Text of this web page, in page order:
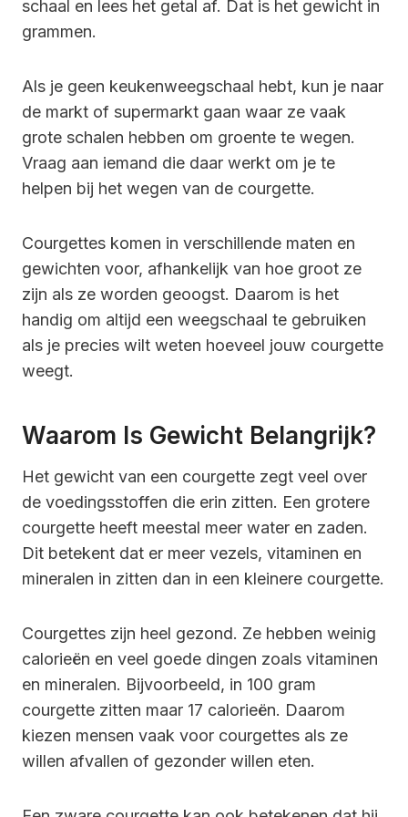
schaal en lees het getal af. Dat is het gewicht in
grammen.
Als je geen keukenweegschaal hebt, kun je naar
de markt of supermarkt gaan waar ze vaak
grote schalen hebben om groente te wegen.
Vraag aan iemand die daar werkt om je te
helpen bij het wegen van de courgette.
Courgettes komen in verschillende maten en
gewichten voor, afhankelijk van hoe groot ze
zijn als ze worden geoogst. Daarom is het
handig om altijd een weegschaal te gebruiken
als je precies wilt weten hoeveel jouw courgette
weegt.
Waarom Is Gewicht Belangrijk?
Het gewicht van een courgette zegt veel over
de voedingsstoffen die erin zitten. Een grotere
courgette heeft meestal meer water en zaden.
Dit betekent dat er meer vezels, vitaminen en
mineralen in zitten dan in een kleinere courgette.
Courgettes zijn heel gezond. Ze hebben weinig
calorieën en veel goede dingen zoals vitaminen
en mineralen. Bijvoorbeeld, in 100 gram
courgette zitten maar 17 calorieën. Daarom
kiezen mensen vaak voor courgettes als ze
willen afvallen of gezonder willen eten.